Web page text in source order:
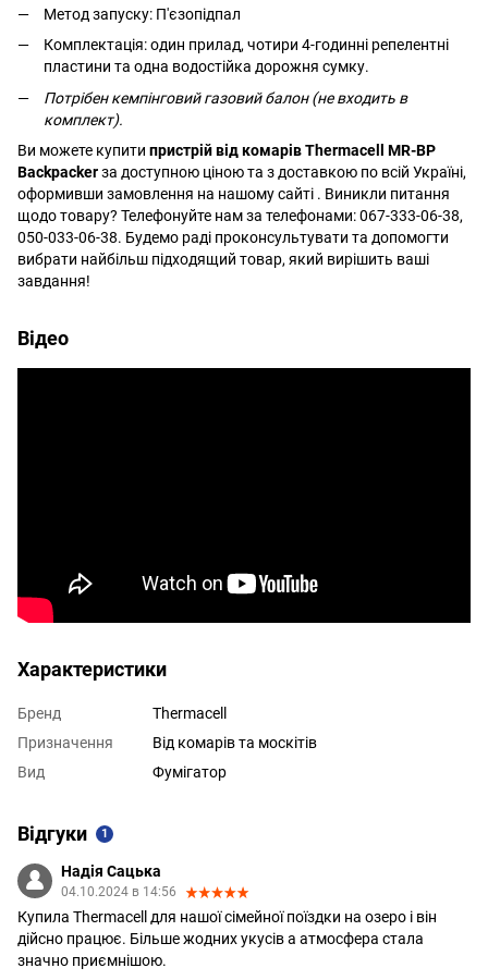
Метод запуску: П'єзопідпал
Комплектація: один прилад, чотири 4-годинні репелентні
пластини та одна водостійка дорожня сумку.
Потрібен кемпінговий газовий балон (не входить в
комплект).
Ви можете купити пристрій від комарів Thermacell MR-BP
Backpackerза доступною ціною та з доставкою по всій Україні,
оформивши замовлення на нашому сайті . Виникли питання
щодо товару? Телефонуйте нам за телефонами: 067-333-06-38,
050-033-06-38. Будемо раді проконсультувати та допомогти
вибрати найбільш підходящий товар, який вирішить ваші
завдання!
Відео
Характеристики
Бренд
Thermacell
Призначення
Від комарів та москітів
Вид
Фумігатор
Відгуки 1
Надія Сацька
04.10.2024 в 14:56
Купила Thermacell для нашої сімейної поїздки на озеро і він
дійсно працює. Більше жодних укусів а атмосфера стала
значно приємнішою.